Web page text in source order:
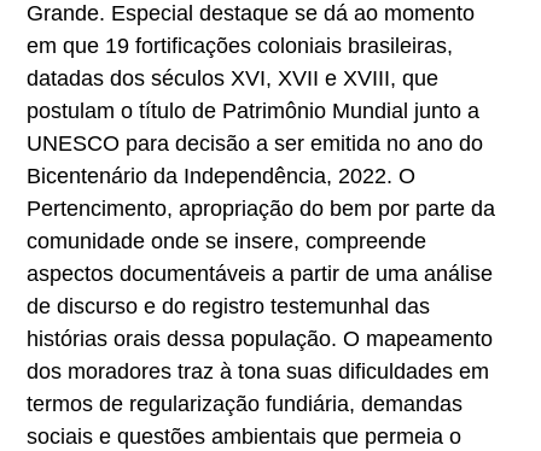
Grande. Especial destaque se dá ao momento
em que 19 fortificações coloniais brasileiras,
datadas dos séculos XVI, XVII e XVIII, que
postulam o título de Patrimônio Mundial junto a
UNESCO para decisão a ser emitida no ano do
Bicentenário da Independência, 2022. O
Pertencimento, apropriação do bem por parte da
comunidade onde se insere, compreende
aspectos documentáveis a partir de uma análise
de discurso e do registro testemunhal das
histórias orais dessa população. O mapeamento
dos moradores traz à tona suas dificuldades em
termos de regularização fundiária, demandas
sociais e questões ambientais que permeia o